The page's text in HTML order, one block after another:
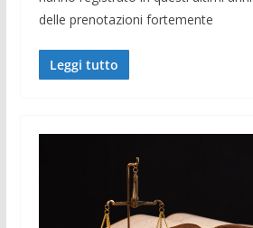
delle prenotazioni fortemente
Leggi tutto